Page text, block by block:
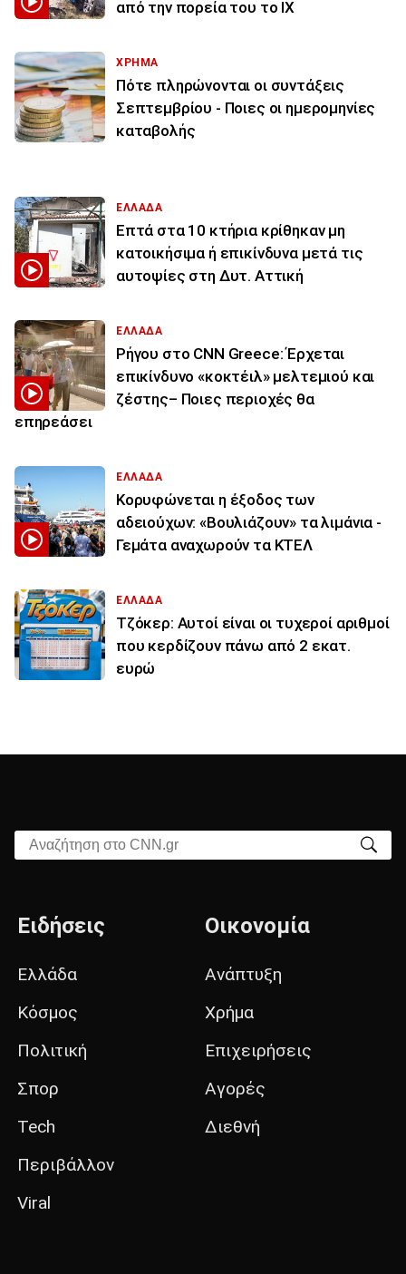
από την πορεία του το ΙΧ
ΧΡΗΜΑ
Πότε πληρώνονται οι συντάξεις
Σεπτεμβρίου - Ποιες οι ημερομηνίες
καταβολής
ΕΛΛΑΔΑ
Επτά στα 10 κτήρια κρίθηκαν μη
κατοικήσιμα ή επικίνδυνα μετά τις
αυτοψίες στη Δυτ. Αττική
ΕΛΛΑΔΑ
Ρήγου στο CNN Greece: Έρχεται
επικίνδυνο «κοκτέιλ» μελτεμιού και
ζέστης– Ποιες περιοχές θα
επηρεάσει
ΕΛΛΑΔΑ
Κορυφώνεται η έξοδος των
αδειούχων: «Βουλιάζουν» τα λιμάνια -
Γεμάτα αναχωρούν τα ΚΤΕΛ
ΕΛΛΑΔΑ
Τζόκερ: Αυτοί είναι οι τυχεροί αριθμοί
που κερδίζουν πάνω από 2 εκατ.
ευρώ
Αναζήτηση στο CNN.gr
Ειδήσεις
Ελλάδα
Κόσμος
Πολιτική
Σπορ
Tech
Περιβάλλον
Viral
Οικονομία
Ανάπτυξη
Χρήμα
Επιχειρήσεις
Αγορές
Διεθνή